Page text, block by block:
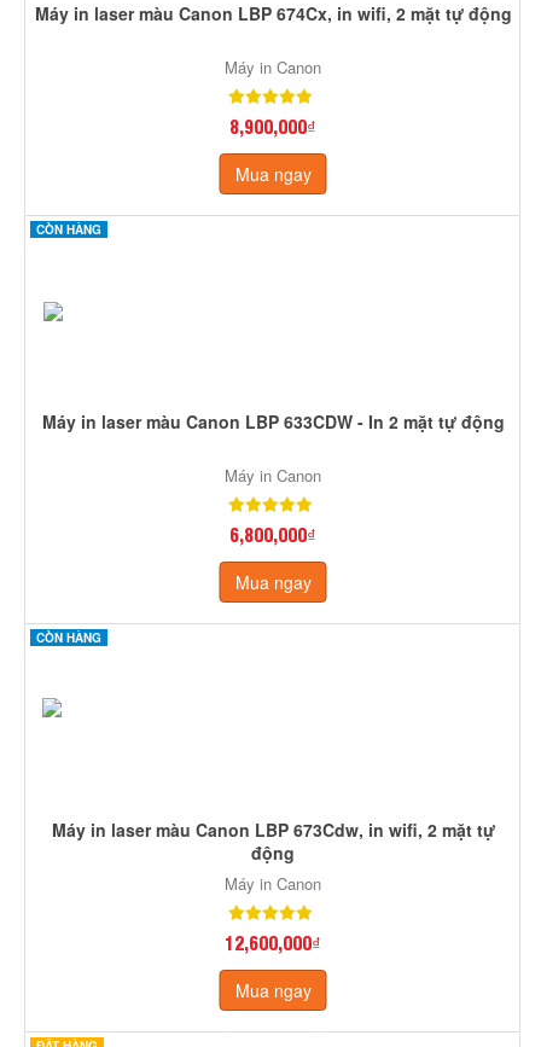
Máy in laser màu Canon LBP 674Cx, in wifi, 2 mặt tự động
Máy in Canon
8,900,000₫
Mua ngay
CÒN HÀNG
Máy in laser màu Canon LBP 633CDW - In 2 mặt tự động
Máy in Canon
6,800,000₫
Mua ngay
CÒN HÀNG
Máy in laser màu Canon LBP 673Cdw, in wifi, 2 mặt tự
động
Máy in Canon
12,600,000₫
Mua ngay